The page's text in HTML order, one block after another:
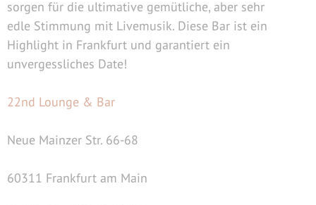
sorgen für die ultimative gemütliche, aber sehr
edle Stimmung mit Livemusik. Diese Bar ist ein
Highlight in Frankfurt und garantiert ein
unvergessliches Date!
22nd Lounge & Bar
Neue Mainzer Str. 66-68
60311 Frankfurt am Main